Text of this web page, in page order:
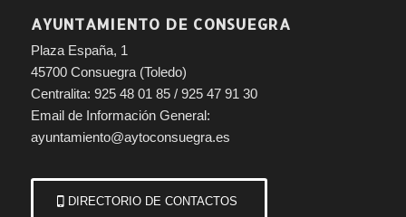
AYUNTAMIENTO DE CONSUEGRA
Plaza España, 1
45700 Consuegra (Toledo)
Centralita: 925 48 01 85 / 925 47 91 30
Email de Información General:
ayuntamiento@aytoconsuegra.es
DIRECTORIO DE CONTACTOS